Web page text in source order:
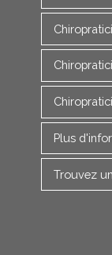
Plus
Trouvez